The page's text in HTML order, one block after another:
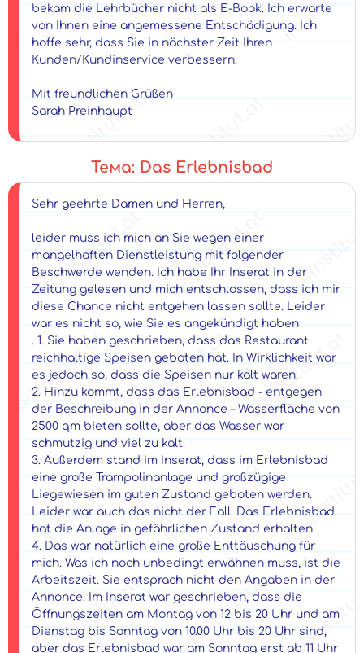
bekam die Lehrbücher nicht als E-Book. Ich erwarte
von Ihnen eine angemessene Entschädigung. Ich
hoffe sehr, dass Sie in nächster Zeit Ihren
Kunden/Kundinservice verbessern.
Mit freundlichen Grüßen
Sarah Preinhaupt
Тема: Das Erlebnisbad
Sehr geehrte Damen und Herren,
leider muss ich mich an Sie wegen einer
mangelhaften Dienstleistung mit folgender
Beschwerde wenden. Ich habe Ihr Inserat in der
Zeitung gelesen und mich entschlossen, dass ich mir
diese Chance nicht entgehen lassen sollte. Leider
war es nicht so, wie Sie es angekündigt haben
. 1. Sie haben geschrieben, dass das Restaurant
reichhaltige Speisen geboten hat. In Wirklichkeit war
es jedoch so, dass die Speisen nur kalt waren.
2. Hinzu kommt, dass das Erlebnisbad - entgegen
der Beschreibung in der Annonce – Wasserfläche von
2500 qm bieten sollte, aber das Wasser war
schmutzig und viel zu kalt.
3. Außerdem stand im Inserat, dass im Erlebnisbad
eine große Trampolinanlage und großzügige
Liegewiesen im guten Zustand geboten werden.
Leider war auch das nicht der Fall. Das Erlebnisbad
hat die Anlage in gefährlichen Zustand erhalten.
4. Das war natürlich eine große Enttäuschung für
mich. Was ich noch unbedingt erwähnen muss, ist die
Arbeitszeit. Sie entsprach nicht den Angaben in der
Annonce. Im Inserat war geschrieben, dass die
Öffnungszeiten am Montag von 12 bis 20 Uhr und am
Dienstag bis Sonntag von 10.00 Uhr bis 20 Uhr sind,
aber das Erlebnisbad war am Sonntag erst ab 11 Uhr